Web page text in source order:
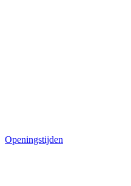
Openingstijden